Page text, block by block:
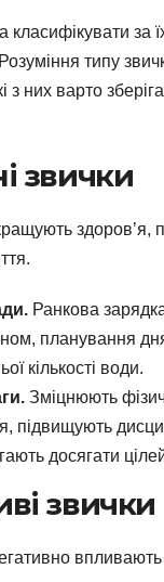
за
типу
з них варто
звички
здоров’я,
Ранкова
планування
кількості води.
Зміцнюють
підвищують
досягати
звички